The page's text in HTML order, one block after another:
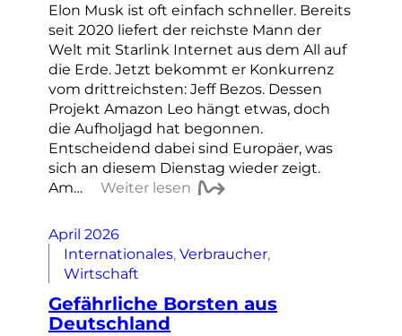
Elon Musk ist oft einfach schneller. Bereits
seit 2020 liefert der reichste Mann der
Welt mit Starlink Internet aus dem All auf
die Erde. Jetzt bekommt er Konkurrenz
vom drittreichsten: Jeff Bezos. Dessen
Projekt Amazon Leo hängt etwas, doch
die Aufholjagd hat begonnen.
Entscheidend dabei sind Europäer, was
sich an diesem Dienstag wieder zeigt.
Am…
Weiter lesen
April 2026
Internationales, Verbraucher
Wirtschaft
Gefährliche Borsten aus
Deutschland